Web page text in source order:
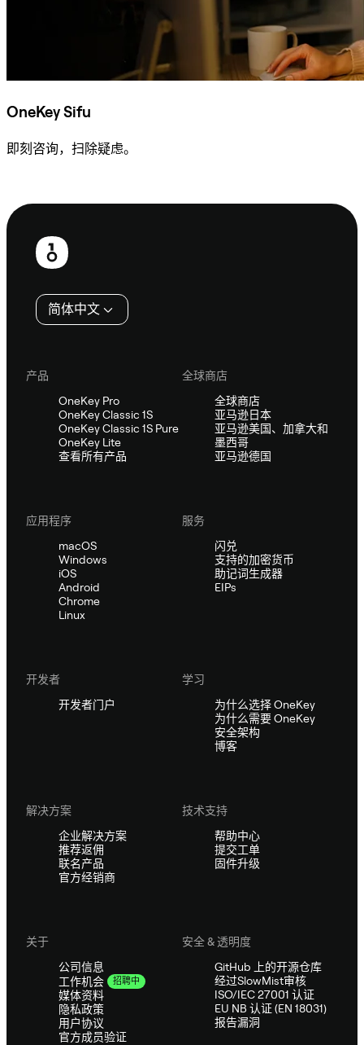
OneKey Sifu
即刻咨询，扫除疑虑。
页
简体中文
产品
OneKey Pro
OneKey Classic 1S
OneKey Classic 1S Pure
OneKey Lite
查看所有产品
全球商店
全球商店
亚马逊日本
亚马逊美国、加拿大和
墨西哥
亚马逊德国
应用程序
macOS
Windows
iOS
Android
Chrome
Linux
服务
闪兑
支持的加密货币
助记词生成器
EIPs
开发者
开发者门户
学习
为什么选择 OneKey
为什么需要 OneKey
安全架构
博客
解决方案
企业解决方案
推荐返佣
联名产品
官方经销商
技术支持
帮助中心
提交工单
固件升级
关于
公司信息
工作机会
招聘中
媒体资料
隐私政策
用户协议
官方成员验证
安全 & 透明度
GitHub 上的开源仓库
经过SlowMist审核
ISO/IEC 27001 认证
EU NB 认证 (EN 18031)
报告漏洞